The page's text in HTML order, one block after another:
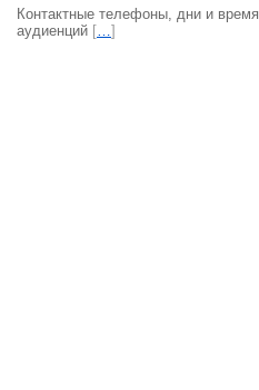
Контактные телефоны, дни и время
аудиенций […]